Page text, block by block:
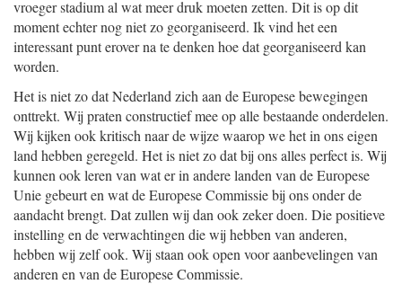
vroeger stadium al wat meer druk moeten zetten. Dit is op dit
moment echter nog niet zo georganiseerd. Ik vind het een
interessant punt erover na te denken hoe dat georganiseerd kan
worden.
Het is niet zo dat Nederland zich aan de Europese bewegingen
onttrekt. Wij praten constructief mee op alle bestaande onderdelen.
Wij kijken ook kritisch naar de wijze waarop we het in ons eigen
land hebben geregeld. Het is niet zo dat bij ons alles perfect is. Wij
kunnen ook leren van wat er in andere landen van de Europese
Unie gebeurt en wat de Europese Commissie bij ons onder de
aandacht brengt. Dat zullen wij dan ook zeker doen. Die positieve
instelling en de verwachtingen die wij hebben van anderen,
hebben wij zelf ook. Wij staan ook open voor aanbevelingen van
anderen en van de Europese Commissie.